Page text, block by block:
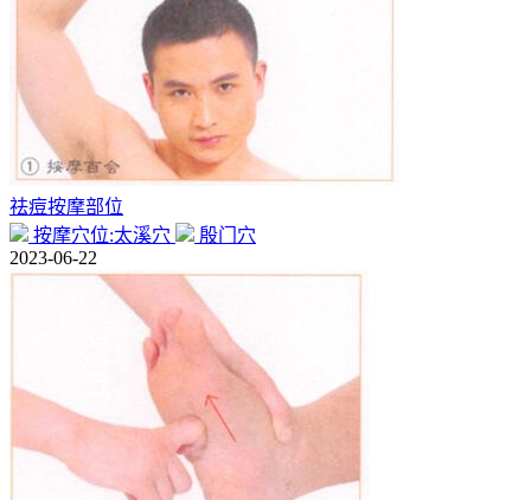
祛痘按摩部位
按摩穴位:太溪穴
殷门穴
2023-06-22